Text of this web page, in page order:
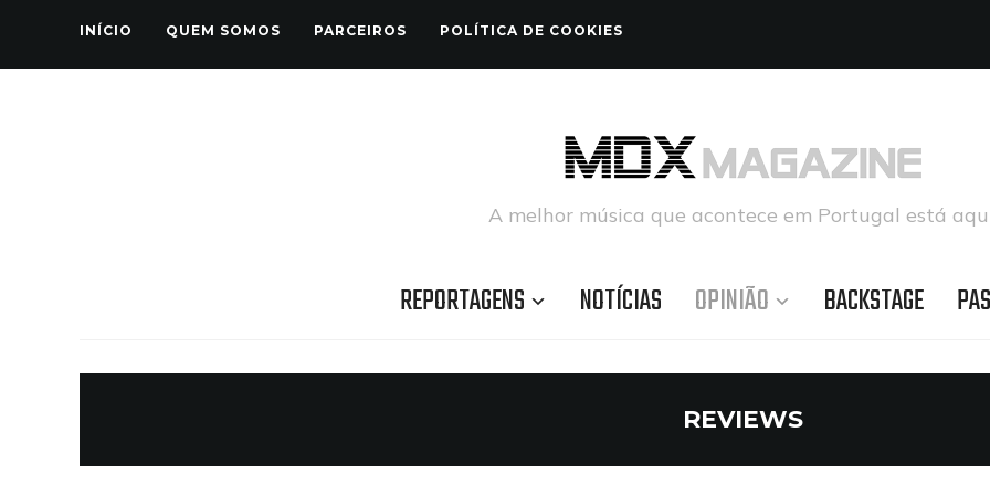
INÍCIO QUEM SOMOS PARCEIROS POLÍTICA DE COOKIES
A melhor música que acontece em Portugal está
REPORTAGENS NOTÍCIAS OPINIÃO BACKSTAGE
REVIEWS